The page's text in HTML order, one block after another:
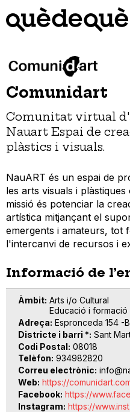
contingut
Comunidart
Comunitat virtual
Nauart Espai de
plàstics i visuals.
NauART és un espai de
les arts visuals i
missió és potenciar la
artística mitjançant el
emergents i amateurs, tot
l'intercanvi de recursos i
Informació de
Àmbit Arts i/o Cultural
Educació i formació
Adreça Espronceda 154 -
Districte i barri * Sant
Codi Postal 08018
Telèfon 934982820
Correu electrònic
Web https://
Facebook https://
Instagram https://